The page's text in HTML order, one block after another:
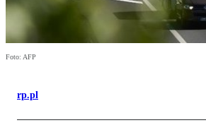
Foto: AFP
rp.pl